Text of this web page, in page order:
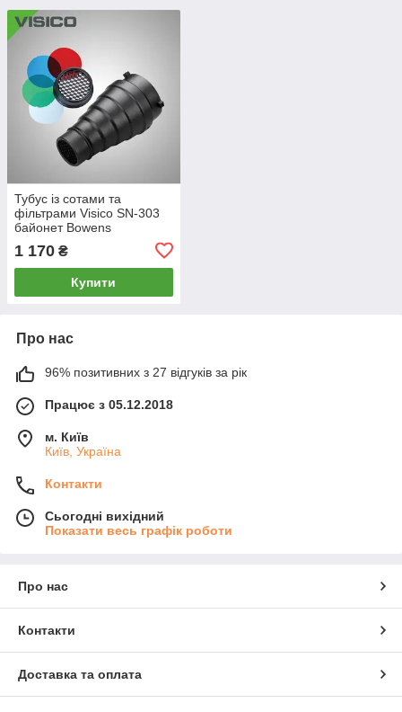
Тубус із сотами та
фільтрами Visico SN-303
байонет Bowens
1 170 ₴
Купити
Про нас
96% позитивних з 27 відгуків за рік
Працює з 05.12.2018
м. Київ
Київ, Україна
Контакти
Сьогодні вихідний
Показати весь графік роботи
Про нас
Контакти
Доставка та оплата